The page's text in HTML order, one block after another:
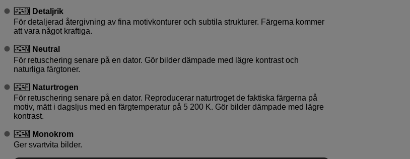
Detaljrik
För detaljerad återgivning av fina motivkonturer och subtila strukturer. Färgerna kommer
att vara något kraftiga.
Neutral
För retuschering senare på en dator. Gör bilder dämpade med lägre kontrast och
naturliga färgtoner.
Naturtrogen
För retuschering senare på en dator. Reproducerar naturtroget de faktiska färgerna på
motiv, mätt i dagsljus med en färgtemperatur på 5 200 K. Gör bilder dämpade med lägre
kontrast.
Monokrom
Ger svartvita bilder.